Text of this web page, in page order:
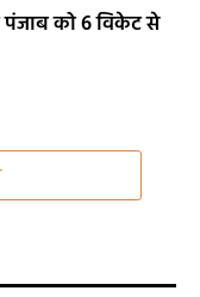
को 6 विकेट से